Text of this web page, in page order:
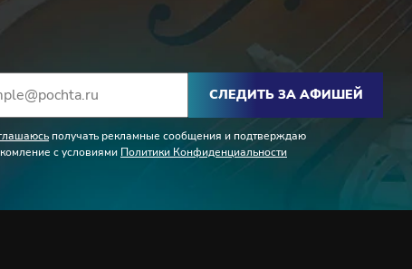
СЛЕДИТЬ ЗА АФИШЕЙ
получать рекламные сообщения и подтверждаю
с условиями Политики Конфиденциальности